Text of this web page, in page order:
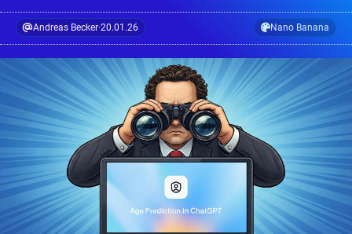
Andreas Becker·20.01.26 Nano Banana